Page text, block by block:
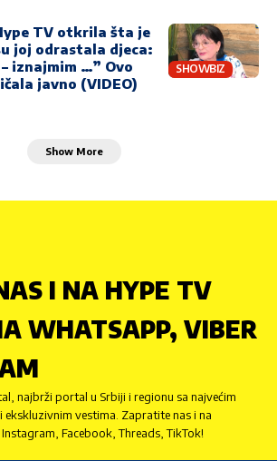
SHOWBIZ
TV otkrila šta je
joj odrastala djeca:
iznajmim …” Ovo
javno (VIDEO)
Show More
I NA HYPE TV
WHATSAPP, VIBER
najbrži portal u Srbiji i regionu sa najvećim
vestima. Zapratite nas i na
Facebook, Threads, TikTok!